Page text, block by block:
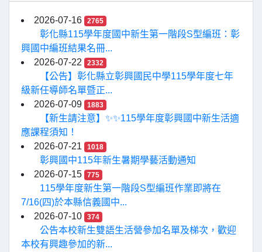
2026-07-16 2765
彰化縣115學年度國中新生第一階段S型編班：彰
興國中編班結果名冊...
2026-07-22
2332
【公告】彰化縣立彰興國民中學115學年度七年
級新任導師名單暨正...
2026-07-09
1883
【新生請注意】✨✨115學年度彰興國中新生活適
應課程須知！
2026-07-21
1018
彰興國中115年新生暑期學藝活動通知
2026-07-15
775
115學年度新生第一階段S型編班作業即將在
7/16(四)於本縣信義國中...
2026-07-10
374
公告本校新生雙語生活營參加名單及梯次，歡迎
本校有興趣參加的新...